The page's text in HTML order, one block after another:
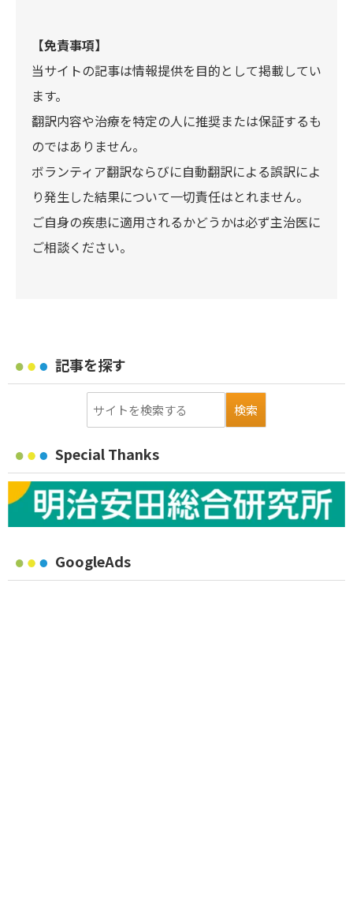
【免責事項】
当サイトの記事は情報提供を目的として掲載してい
ます。
翻訳内容や治療を特定の人に推奨または保証するも
のではありません。
ボランティア翻訳ならびに自動翻訳による誤訳によ
り発生した結果について一切責任はとれません。
ご自身の疾患に適用されるかどうかは必ず主治医に
ご相談ください。
記事を探す
Special Thanks
GoogleAds